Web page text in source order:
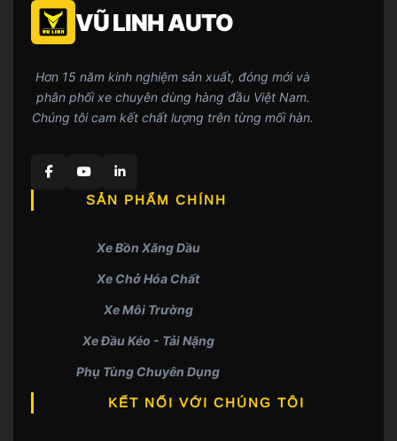
VŨ LINH AUTO
Hơn 15 năm kinh nghiệm sản xuất, đóng mới và
phân phối xe chuyên dùng hàng đầu Việt Nam.
Chúng tôi cam kết chất lượng trên từng mối hàn.
SẢN PHẨM CHÍNH
Xe Bồn Xăng Dầu
Xe Chở Hóa Chất
Xe Môi Trường
Xe Đầu Kéo - Tải Nặng
Phụ Tùng Chuyên Dụng
KẾT NỐI VỚI CHÚNG TÔI